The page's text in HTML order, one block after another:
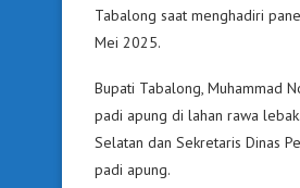
Tabalong saat menghadiri
Mei 2025.
Bupati Tabalong, Muhammad
padi apung di lahan rawa
Selatan dan Sekretaris Dinas
padi apung.